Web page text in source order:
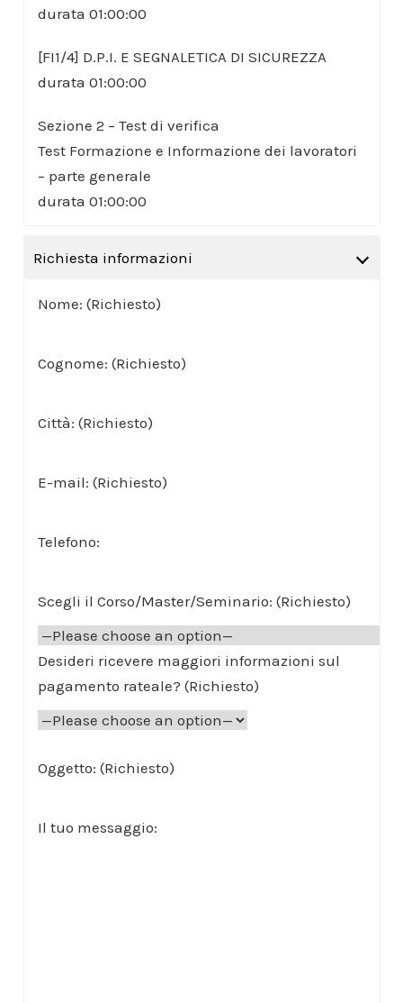
durata 01:00:00
[FI1/4] D.P.I. E SEGNALETICA DI SICUREZZA
durata 01:00:00
Sezione 2 – Test di verifica
Test Formazione e Informazione dei lavoratori
– parte generale
durata 01:00:00
Richiesta informazioni
Nome: (Richiesto)
Cognome: (Richiesto)
Città: (Richiesto)
E-mail: (Richiesto)
Telefono:
Scegli il Corso/Master/Seminario: (Richiesto)
Desideri ricevere maggiori informazioni sul
pagamento rateale? (Richiesto)
Oggetto: (Richiesto)
Il tuo messaggio: